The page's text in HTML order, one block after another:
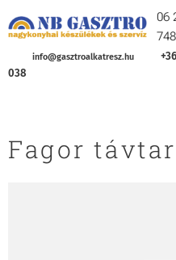
06
748
info@gasztroalkatresz.hu
038
Fagor